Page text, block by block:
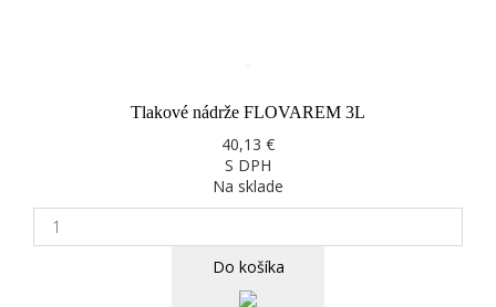
Tlakové nádrže FLOVAREM 3L
40,13 €
S DPH
Na sklade
Do košíka